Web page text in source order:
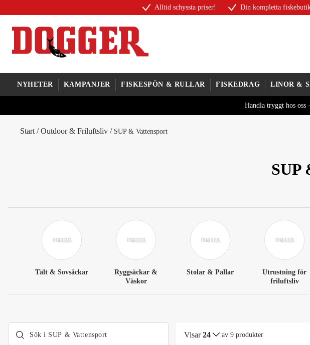
Alltid schyssta priser! Din kompletta
NYHETER KAMPANJER FISKESPÖN & RULLAR FISKEDRAG LINOR &
Handla tryggt hos oss
Start /Outdoor & Friluftsliv / SUP & Vattensport
SUP
Tält & Sovsäckar
Ryggsäckar &
Väskor
Stolar & Pallar
Utrustning för
friluftsliv
Visar24 av 9 produkter